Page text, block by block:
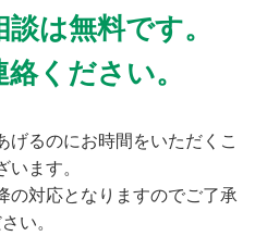
は無料です。
ください。
げるのにお時間をいただくこ
います。
の対応となりますのでご了承
い。